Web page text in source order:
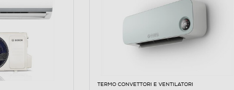
TERMO CONVETTORI E VENTILATORI